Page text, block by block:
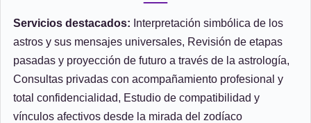
Servicios destacados: Interpretación simbólica de los
astros y sus mensajes universales, Revisión de etapas
pasadas y proyección de futuro a través de la astrología,
Consultas privadas con acompañamiento profesional y
total confidencialidad, Estudio de compatibilidad y
vínculos afectivos desde la mirada del zodíaco